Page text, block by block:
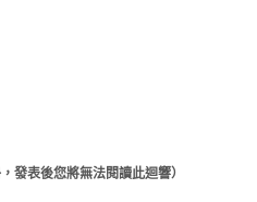
發表後您將無法閱讀此迴響）